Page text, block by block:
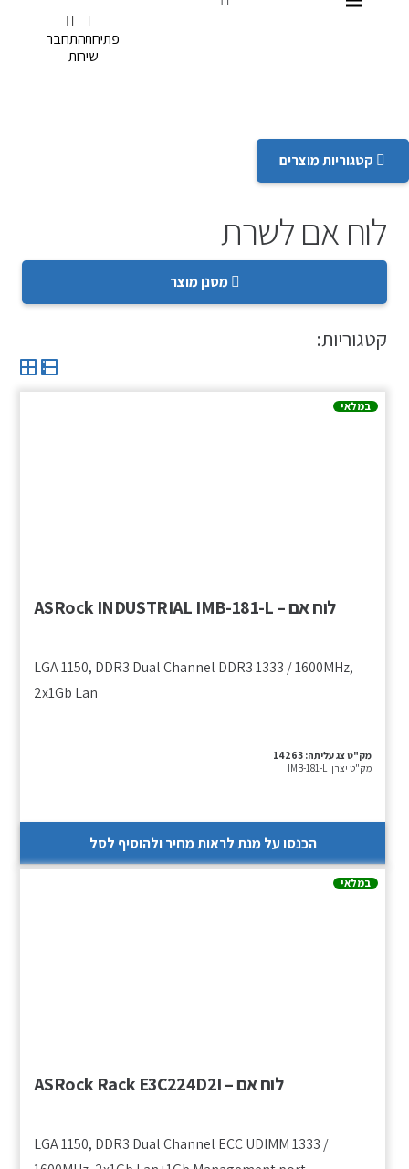
דלג לתפריט הנגישות
תשלום
פתיחת קריאת
שירות
התחבר
קטגוריות מוצרים
קטגוריות:
לוח אם לשרת
מסנן מוצר
במלאי
לוח אם – ASRock INDUSTRIAL IMB-181-L
LGA 1150, DDR3 Dual Channel DDR3 1333 / 1600MHz,
2x1Gb Lan
מק"ט צג עליתה: 14263
מק"ט יצרן: IMB-181-L
הכנסו על מנת לראות מחיר ולהוסיף לסל
במלאי
לוח אם – ASRock Rack E3C224D2I
LGA 1150, DDR3 Dual Channel ECC UDIMM 1333 /